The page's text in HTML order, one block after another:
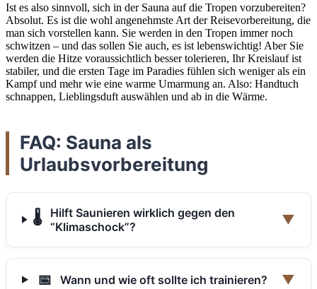
Ist es also sinnvoll, sich in der Sauna auf die Tropen vorzubereiten?
Absolut. Es ist die wohl angenehmste Art der Reisevorbereitung, die
man sich vorstellen kann. Sie werden in den Tropen immer noch
schwitzen – und das sollen Sie auch, es ist lebenswichtig! Aber Sie
werden die Hitze voraussichtlich besser tolerieren, Ihr Kreislauf ist
stabiler, und die ersten Tage im Paradies fühlen sich weniger als ein
Kampf und mehr wie eine warme Umarmung an. Also: Handtuch
schnappen, Lieblingsduft auswählen und ab in die Wärme.
FAQ: Sauna als
Urlaubsvorbereitung
🌡️
Hilft Saunieren wirklich gegen den
“Klimaschock”?
▼
📅 Wann und wie oft sollte ich trainieren? ▼